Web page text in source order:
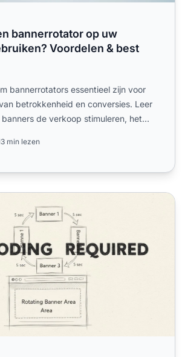
bannerrotator op uw
Voordelen & best
bannerrotators essentieel zijn voor
betrokkenheid en conversies. Leer
de verkoop stimuleren, het
min lezen
ik een banner rotator zonder te